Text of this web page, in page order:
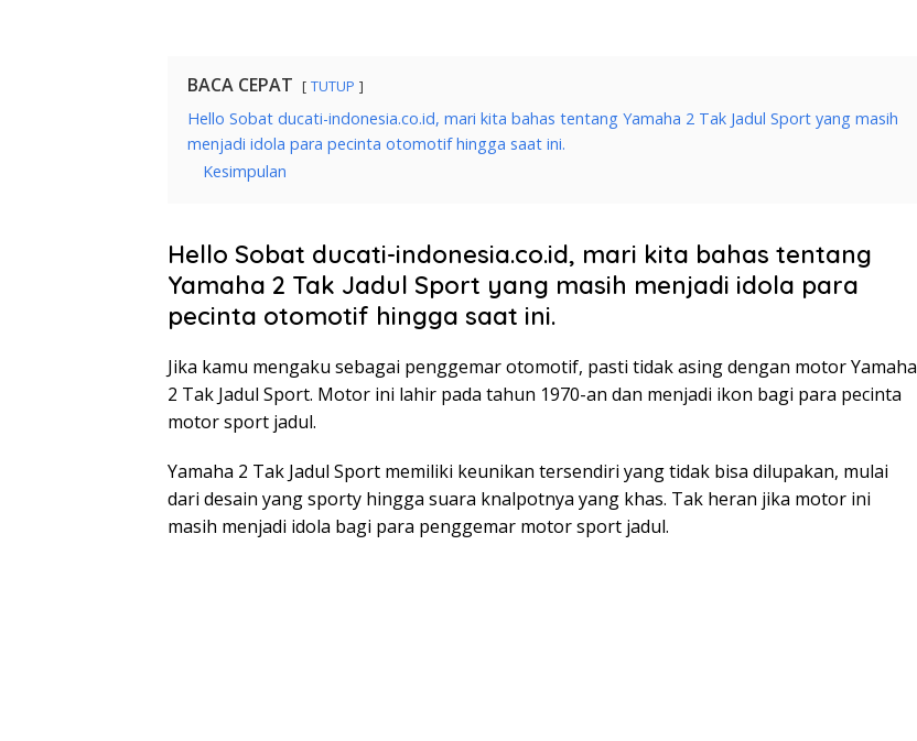
BACA CEPAT TUTUP
Hello Sobat ducati-indonesia.co.id, mari kita bahas tentang Yamaha 2 Tak Jadul Sport yang masih
menjadi idola para pecinta otomotif hingga saat ini.
Kesimpulan
Hello Sobat ducati-indonesia.co.id, mari kita bahas tentang
Yamaha 2 Tak Jadul Sport yang masih menjadi idola para
pecinta otomotif hingga saat ini.
Jika kamu mengaku sebagai penggemar otomotif, pasti tidak asing dengan motor Yamaha
2 Tak Jadul Sport. Motor ini lahir pada tahun 1970-an dan menjadi ikon bagi para pecinta
motor sport jadul.
Yamaha 2 Tak Jadul Sport memiliki keunikan tersendiri yang tidak bisa dilupakan, mulai
dari desain yang sporty hingga suara knalpotnya yang khas. Tak heran jika motor ini
masih menjadi idola bagi para penggemar motor sport jadul.